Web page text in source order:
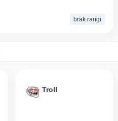
brak rangi
Troll